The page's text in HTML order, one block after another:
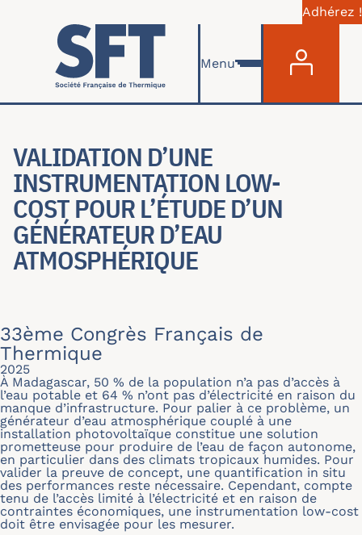
Aller au contenu principal
Adhérez !
Menu
VALIDATION D’UNE
INSTRUMENTATION LOW-
COST POUR L’ÉTUDE D’UN
GÉNÉRATEUR D’EAU
ATMOSPHÉRIQUE
33ème Congrès Français de
Thermique
2025
À Madagascar, 50 % de la population n’a pas d’accès à
l’eau potable et 64 % n’ont pas d’électricité en raison du
manque d’infrastructure. Pour palier à ce problème, un
générateur d’eau atmosphérique couplé à une
installation photovoltaïque constitue une solution
prometteuse pour produire de l’eau de façon autonome,
en particulier dans des climats tropicaux humides. Pour
valider la preuve de concept, une quantification in situ
des performances reste nécessaire. Cependant, compte
tenu de l’accès limité à l’électricité et en raison de
contraintes économiques, une instrumentation low-cost
doit être envisagée pour les mesurer.